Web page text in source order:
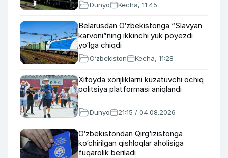
Dunyo Kecha, 11:45
Belarusdan O‘zbekistonga “Slavyan
karvoni”ning ikkinchi yuk poyezdi
yo‘lga chiqdi
O‘zbekiston Kecha, 11:28
Xitoyda xorijliklarni kuzatuvchi ochiq
politsiya platformasi aniqlandi
Dunyo 21:15 / 04.08.2026
O‘zbekistondan Qirg‘izistonga
ko‘chirilgan qishloqlar aholisiga
fuqarolik beriladi